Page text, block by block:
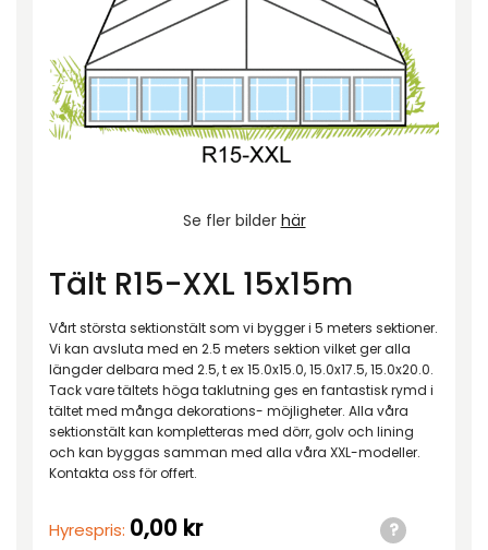
Se fler bilder här
Tält R15-XXL 15x15m
Vårt största sektionstält som vi bygger i 5 meters sektioner.
Vi kan avsluta med en 2.5 meters sektion vilket ger alla
längder delbara med 2.5, t ex 15.0x15.0, 15.0x17.5, 15.0x20.0.
Tack vare tältets höga taklutning ges en fantastisk rymd i
tältet med många dekorations- möjligheter. Alla våra
sektionstält kan kompletteras med dörr, golv och lining
och kan byggas samman med alla våra XXL-modeller.
Kontakta oss för offert.
Hyrespris: 0,00 kr